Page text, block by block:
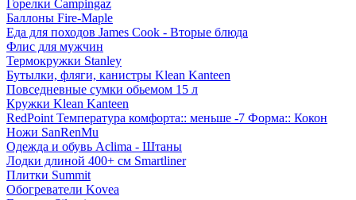
Горелки Campingaz
Баллоны Fire-Maple
Еда для походов James Cook - Вторые блюда
Флис для мужчин
Термокружки Stanley
Бутылки, фляги, канистры Klean Kanteen
Повседневные сумки обьемом 15 л
Кружки Klean Kanteen
RedPoint Температура комфорта:: меньше -7 Форма:: Кокон
Ножи SanRenMu
Одежда и обувь Aclima - Штаны
Лодки длиной 400+ см Smartliner
Плитки Summit
Обогреватели Kovea